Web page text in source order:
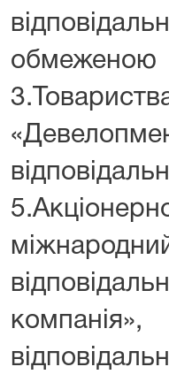
обмеженою